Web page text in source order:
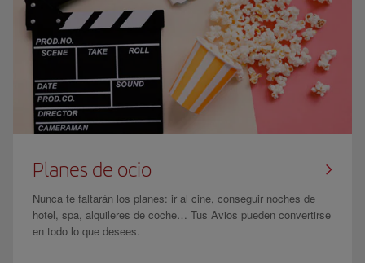
Planes de ocio
Nunca te faltarán los planes: ir al cine, conseguir noches de
hotel, spa, alquileres de coche… Tus Avios pueden convertirse
en todo lo que desees.